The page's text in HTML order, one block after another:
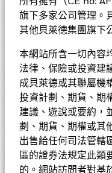
旗下多家公司管理。
其他貝萊德集團旗下
本網站所含一切內容
法律、保險或投資建
成貝萊德或其聯屬機
投資計劃、期貨、期
建議、遊說或要約，
劃、期貨、期權或其
出售給任何司法管轄
區的證券法規定此類
的。網站訪問者對基
一定程度的投資金額。
•投資者不應單憑此文件
產品資料概要以了解風險
風險效應（亦稱為溢出）
以進行，以至對其他股份
基金名稱下方使用下拉式
貨幣對沖股份類別會於股
外，如欲索取所有貨幣對
司提出。
Chart
Bar chart with 2 data
The chart has 1 X axis
40
截至 2026年8月7日
基金成立日期
基準貨幣
參考指標 1
首次認購費
ISIN
基本因素及風
持倉數目
截至 2026年6月30日
市盈率
截至 2026年6月30日
三年標準差
截至 2026年7月31日
市賬率
持股
截至 2026年6月30日
成分股名稱
SK HYNIX INC
LUMENTUM HOLDINGS
投資分佈
截至 2026年6月30日
比重（%）
價格及交易所
股份類別 貨幣
基金經理
可持續發展特